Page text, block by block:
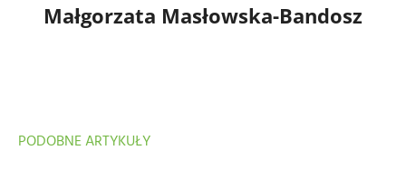
Małgorzata Masłowska-Bandosz
PODOBNE ARTYKUŁY